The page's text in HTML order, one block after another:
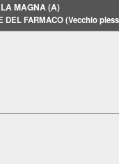
MAGNA (A)
DEL FARMACO (Vecchio